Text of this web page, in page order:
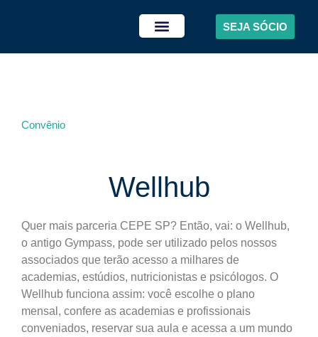
SEJA SÓCIO
Convênio
Wellhub
Quer mais parceria CEPE SP? Então, vai: o Wellhub,
o antigo Gympass, pode ser utilizado pelos nossos
associados que terão acesso a milhares de
academias, estúdios, nutricionistas e psicólogos. O
Wellhub funciona assim: você escolhe o plano
mensal, confere as academias e profissionais
conveniados, reservar sua aula e acessa a um mundo